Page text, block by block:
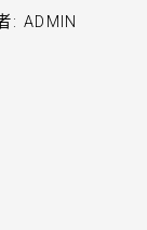
: ADMIN